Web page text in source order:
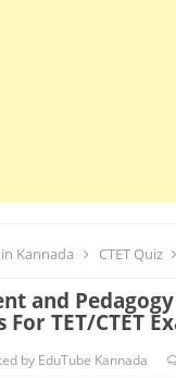
Kannada CTET Quiz
and
TET/CTET
by EduTube Kannada